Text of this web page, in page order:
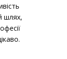
шлях,